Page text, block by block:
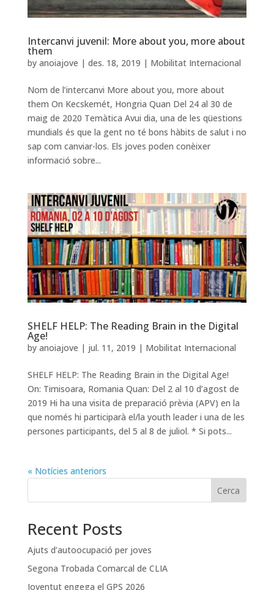
Intercanvi juvenil: More about you, more about
them
by anoiajove | des. 18, 2019 | Mobilitat Internacional
Nom de l’intercanvi More about you, more about
them On Kecskemét, Hongria Quan Del 24 al 30 de
maig de 2020 Temàtica Avui dia, una de les qüestions
mundials és que la gent no té bons hàbits de salut i no
sap com canviar-los. Els joves poden conèixer
informació sobre...
SHELF HELP: The Reading Brain in the Digital
Age!
by anoiajove | jul. 11, 2019 | Mobilitat Internacional
SHELF HELP: The Reading Brain in the Digital Age!
On: Timisoara, Romania Quan: Del 2 al 10 d’agost de
2019 Hi ha una visita de preparació prèvia (APV) en la
que només hi participarà el/la youth leader i una de les
persones participants, del 5 al 8 de juliol. * Si pots...
« Notícies anteriors
Cerca
Recent Posts
Ajuts d’autoocupació per joves
Segona Trobada Comarcal de CLIA
Joventut engega el GPS 2026